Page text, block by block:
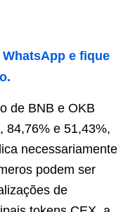
e fique
de BNB e OKB
84,76% e 51,43%,
necessariamente
podem ser
de